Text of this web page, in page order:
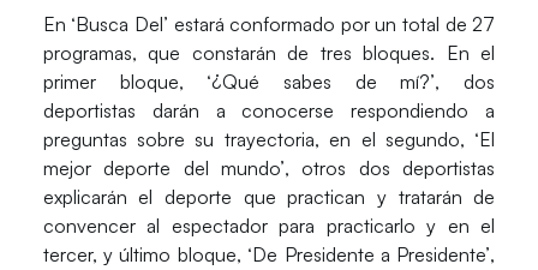
En ‘Busca Del’ estará conformado por un total de 27
programas, que constarán de tres bloques. En el
primer bloque, ‘¿Qué sabes de mí?’, dos
deportistas darán a conocerse respondiendo a
preguntas sobre su trayectoria, en el segundo, ‘El
mejor deporte del mundo’, otros dos deportistas
explicarán el deporte que practican y tratarán de
convencer al espectador para practicarlo y en el
tercer, y último bloque, ‘De Presidente a Presidente’,